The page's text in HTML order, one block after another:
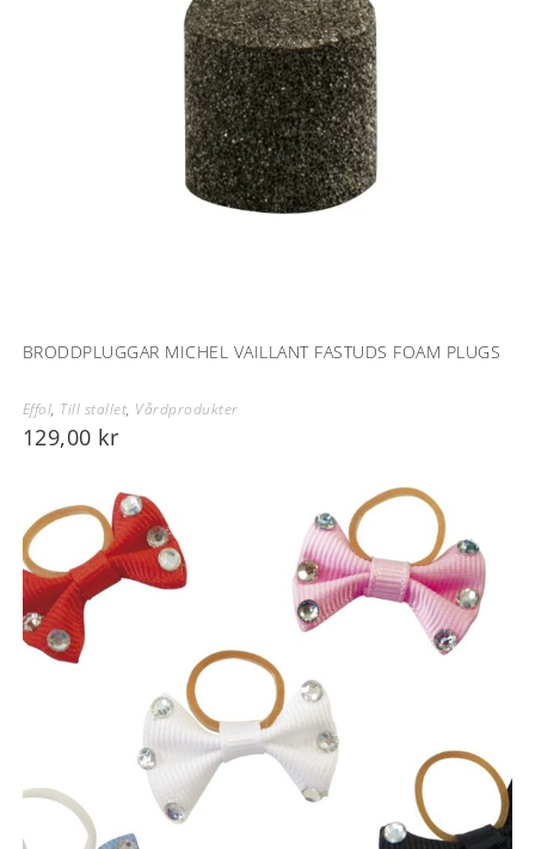
BRODDPLUGGAR MICHEL VAILLANT FASTUDS FOAM PLUGS
Effol, Till stallet, Vårdprodukter
129,00 kr